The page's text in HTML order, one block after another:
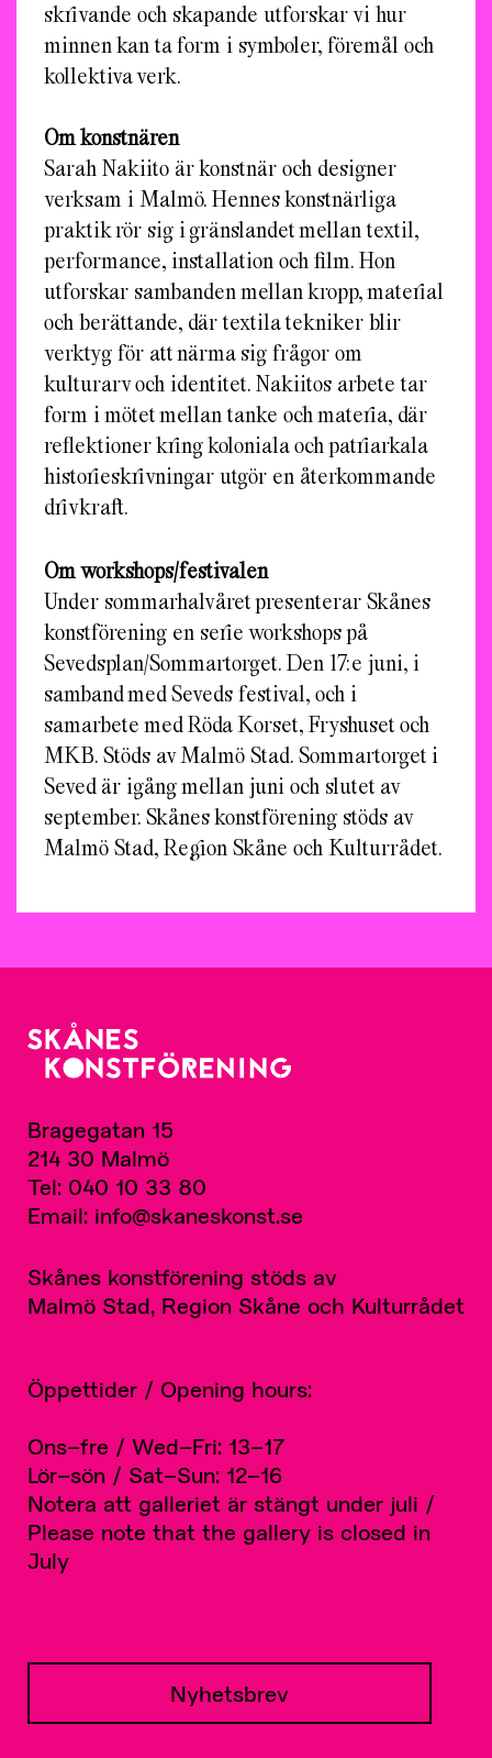
skrivande och skapande utforskar vi hur
minnen kan ta form i symboler, föremål och
kollektiva verk.
Om konstnären
Sarah Nakiito är konstnär och designer
verksam i Malmö. Hennes konstnärliga
praktik rör sig i gränslandet mellan textil,
performance, installation och film. Hon
utforskar sambanden mellan kropp, material
och berättande, där textila tekniker blir
verktyg för att närma sig frågor om
kulturarv och identitet. Nakiitos arbete tar
form i mötet mellan tanke och materia, där
reflektioner kring koloniala och patriarkala
historieskrivningar utgör en återkommande
drivkraft.
Om workshops/festivalen
Under sommarhalvåret presenterar Skånes
konstförening en serie workshops på
Sevedsplan/Sommartorget. Den 17:e juni, i
samband med Seveds festival, och i
samarbete med Röda Korset, Fryshuset och
MKB. Stöds av Malmö Stad. Sommartorget i
Seved är igång mellan juni och slutet av
september. Skånes konstförening stöds av
Malmö Stad, Region Skåne och Kulturrådet.
Bragegatan 15
214 30 Malmö
Tel: 040 10 33 80
Email: info@skaneskonst.se
Skånes konstförening stöds av
Malmö Stad, Region Skåne och Kulturrådet
Öppettider / Opening hours:
Ons–fre / Wed–Fri: 13–17
Lör–sön / Sat–Sun: 12–16
Notera att galleriet är stängt under juli /
Please note that the gallery is closed in
July
Nyhetsbrev